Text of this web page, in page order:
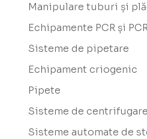
Manipulare tuburi și
Echipamente PCR și
Sisteme de pipetare
Echipament criogenic
Pipete
Sisteme de
Sisteme automate de